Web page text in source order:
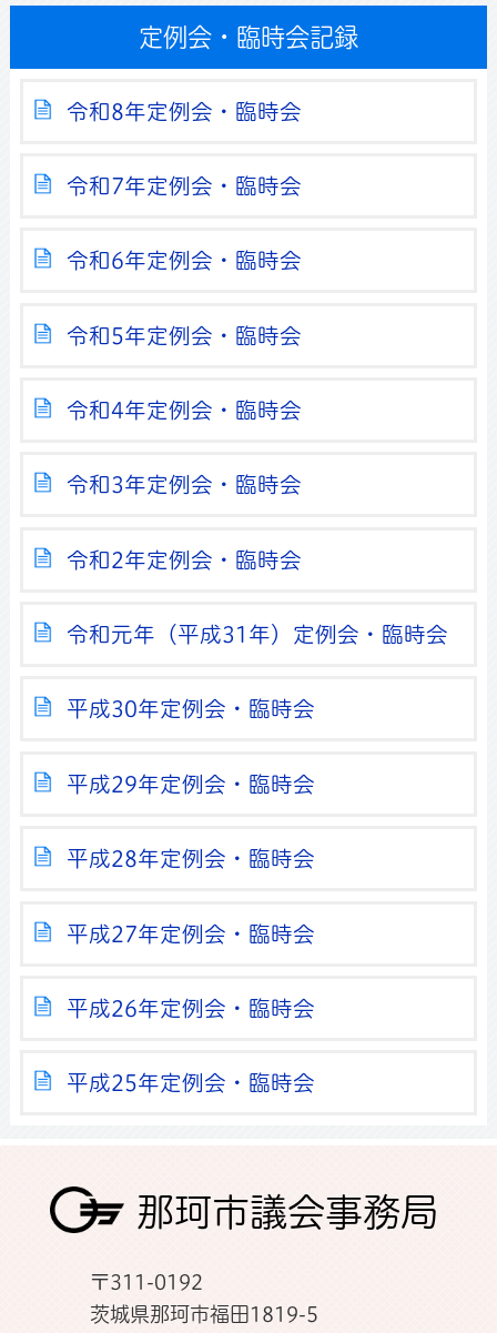
定例会・臨時会記録
令和8年定例会・臨時会
令和7年定例会・臨時会
令和6年定例会・臨時会
令和5年定例会・臨時会
令和4年定例会・臨時会
令和3年定例会・臨時会
令和2年定例会・臨時会
令和元年（平成31年）定例会・臨時会
平成30年定例会・臨時会
平成29年定例会・臨時会
平成28年定例会・臨時会
平成27年定例会・臨時会
平成26年定例会・臨時会
平成25年定例会・臨時会
那珂市議会事務局
〒311-0192
茨城県那珂市福田1819-5